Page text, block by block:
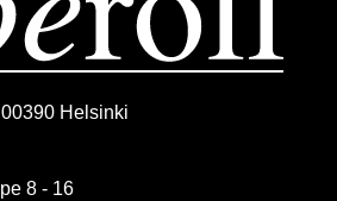
Helsinki
8 - 16